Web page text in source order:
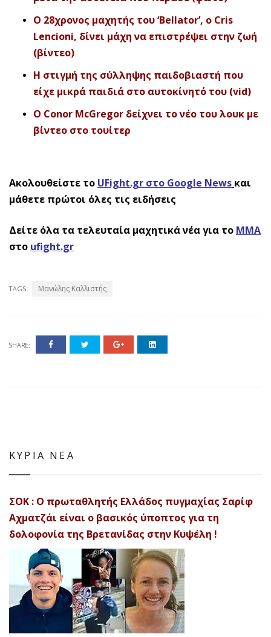
Ο 28χρονος μαχητής του ‘Bellator’, o Cris
Lencioni, δίνει μάχη να επιστρέψει στην ζωή
(βίντεο)
Η στιγμή της σύλληψης παιδοβιαστή που
είχε μικρά παιδιά στο αυτοκίνητό του (vid)
O Conor McGregor δείχνει το νέο του λουκ με
βίντεο στο τουίτερ
Ακολουθείστε το UFight.gr στο Google News και
μάθετε πρώτοι όλες τις ειδήσεις
Δείτε όλα τα τελευταία μαχητικά νέα για το ΜΜΑ
στο ufight.gr
TAGS: Μανώλης Καλλιστής
SHARE:
ΚΥΡΙΑ ΝΕΑ
ΣΟΚ : Ο πρωταθλητής Ελλάδος πυγμαχίας Σαρίφ
Αχματζάι είναι ο βασικός ύποπτος για τη
δολοφονία της Βρετανίδας στην Κυψέλη !